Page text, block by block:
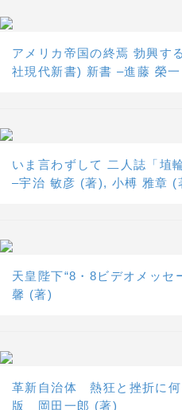
アメリカ帝国の終焉 勃興す
社現代新書) 新書 –進藤 榮
いま言わずして 二人誌「埴
–宇治 敏彦 (著), 小榑 雅章 (
天皇陛下“8・8ビデオメッ
馨 (著)
革新自治体 熱狂と挫折に
版 岡田一郎 (著)